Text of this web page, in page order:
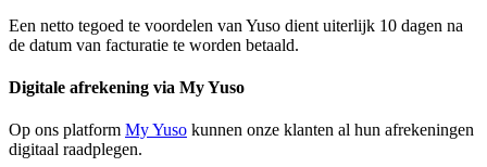
Een netto tegoed te voordelen van Yuso dient uiterlijk 10 dagen na
de datum van facturatie te worden betaald.
Digitale afrekening via My Yuso
Op ons platform My Yuso kunnen onze klanten al hun afrekeningen
digitaal raadplegen.